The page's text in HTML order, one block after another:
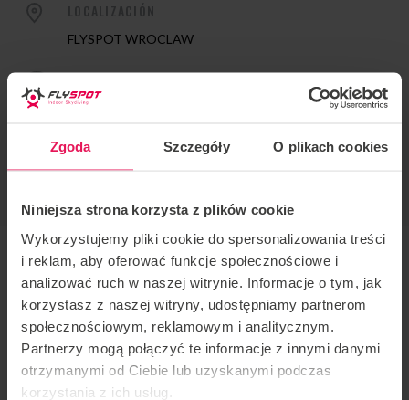
Zgoda Szczegóły O plikach cookies
Niniejsza strona korzysta z plików cookie
Wykorzystujemy pliki cookie do spersonalizowania treści
i reklam, aby oferować funkcje społecznościowe i
analizować ruch w naszej witrynie. Informacje o tym, jak
korzystasz z naszej witryny, udostępniamy partnerom
społecznościowym, reklamowym i analitycznym.
Partnerzy mogą połączyć te informacje z innymi danymi
otrzymanymi od Ciebie lub uzyskanymi podczas
korzystania z ich usług.
FLYSPOT WROCLAW
ENTRENADOR
Radek Meduna
ESTILO DE ENTRENAMIENTO
Belly, Static, Dynamic
Entrenador: Radek Meduna
Ubicación: Flyspot Wroclaw
Fecha:23-25.06.2023